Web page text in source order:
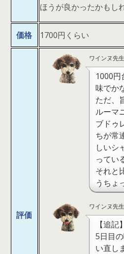
ほうが良かったかもし
価格 1700円くらい
評価
ワインヌ先生
1000円
味でか
ただ、
ルーマ
ブドゥ
ちが常
しいシ
ってい
それと
うちょ
ワインヌ先生
【追記】
5日目
い直し